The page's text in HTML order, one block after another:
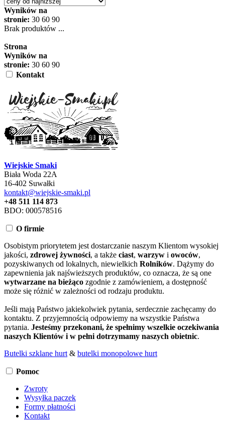
Wyników na
stronie: 30 60 90
Brak produktów ...
Strona
Wyników na
stronie: 30 60 90
Kontakt
Wiejskie Smaki
Biała Woda 22A
16-402 Suwałki
kontakt@wiejskie-smaki.pl
+48 511 114 873
BDO: 000578516
O firmie
Osobistym priorytetem jest dostarczanie naszym Klientom wysokiej
jakości, zdrowej żywności, a także ciast, warzyw i owoców,
pozyskiwanych od lokalnych, niewielkich Rolników. Dążymy do
zapewnienia jak najświeższych produktów, co oznacza, że są one
wytwarzane na bieżąco zgodnie z zamówieniem, a dostępność
może się różnić w zależności od rodzaju produktu.
Jeśli mają Państwo jakiekolwiek pytania, serdecznie zachęcamy do
kontaktu. Z przyjemnością odpowiemy na wszystkie Państwa
pytania. Jesteśmy przekonani, że spełnimy wszelkie oczekiwania
naszych Klientów i w pełni dotrzymamy naszych obietnic.
Butelki szklane hurt & butelki monopolowe hurt
Pomoc
Zwroty
Wysyłka paczek
Formy płatności
Kontakt